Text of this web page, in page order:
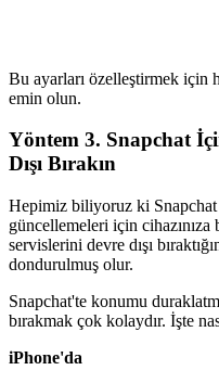
Bu ayarları özelleştirmek için
emin olun.
Yöntem 3. Snapchat
Dışı Bırakın
Hepimiz biliyoruz ki Snapchat
güncellemeleri için cihazınıza
servislerini devre dışı
dondurulmuş olur.
Snapchat'te konumu
bırakmak çok kolaydır. İşte
iPhone'da